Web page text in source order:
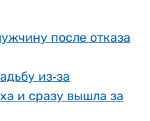
после отказа
из-за
и сразу вышла за